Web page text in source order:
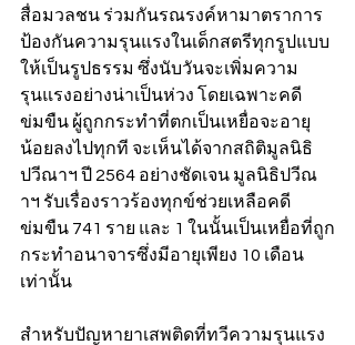
สื่อมวลชน ร่วมกันรณรงค์หามาตราการ
ป้องกันความรุนแรงในเด็กสตรีทุกรูปแบบ
ให้เป็นรูปธรรม ซึ่งนับวันจะเพิ่มความ
รุนแรงอย่างน่าเป็นห่วง โดยเฉพาะคดี
ข่มขืน ผู้ถูกกระทำที่ตกเป็นเหยื่อจะอายุ
น้อยลงไปทุกที จะเห็นได้จากสถิติมูลนิธิ
ปวีณาฯ ปี 2564 อย่างชัดเจน มูลนิธิปวีณ
าฯ รับเรื่องราวร้องทุกข์ช่วยเหลือคดี
ข่มขืน 741 ราย และ 1 ในนั้นเป็นเหยื่อที่ถูก
กระทำอนาจารซึ่งมีอายุเพียง 10 เดือน
เท่านั้น
สำหรับปัญหายาเสพติดที่ทวีความรุนแรง